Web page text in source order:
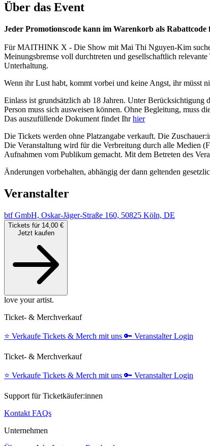
Über das Event
Jeder Promotionscode kann im Warenkorb als
Für MAITHINK X - Die Show mit Mai Thi Nguyen-Kim
Meinungsbremse voll durchtreten und gesellschaftlich
Unterhaltung.
Wenn ihr Lust habt, kommt vorbei und keine Angst, ihr müsst
Einlass ist grundsätzlich ab 18 Jahren. Unter Berücksichtigung
Person muss sich ausweisen können. Ohne Begleitung, muss
Das auszufüllende Dokument findet Ihrhier
Die Tickets werden ohne Platzangabe verkauft. Die
Die Veranstaltung wird für die Verbreitung durch alle Medien
Aufnahmen vom Publikum gemacht. Mit dem Betreten des
Änderungen vorbehalten, abhängig der dann geltenden
Veranstalter
btf GmbH, Oskar-Jäger-Straße 160, 50825 Köln, DE
Tickets für 14,00 €
Jetzt kaufen
love your artist.
Ticket- & Merchverkauf
⭐️ Verkaufe Tickets & Merch mit uns 🔑 Veranstalter Login
Ticket- & Merchverkauf
⭐️ Verkaufe Tickets & Merch mit uns 🔑 Veranstalter Login
Support für Ticketkäufer:innen
Kontakt FAQs
Unternehmen